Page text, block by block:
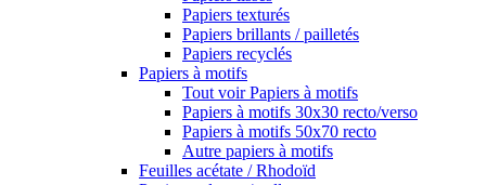
Papiers texturés
Papiers brillants / pailletés
Papiers recyclés
Papiers à motifs
Tout voir Papiers à motifs
Papiers à motifs 30x30 recto/verso
Papiers à motifs 50x70 recto
Autre papiers à motifs
Feuilles acétate / Rhodoïd